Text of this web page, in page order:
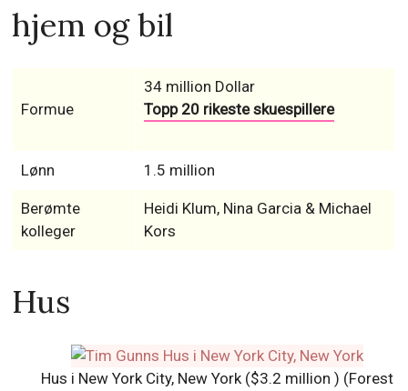
hjem og bil
Formue
34 million Dollar
Topp 20 rikeste skuespillere
Lønn 1.5 million
Berømte
kolleger
Heidi Klum, Nina Garcia & Michael
Kors
Hus
Hus i New York City, New York ($3.2 million ) (Forest